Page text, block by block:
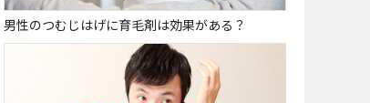
男性のつむじはげに育毛剤は効果がある？